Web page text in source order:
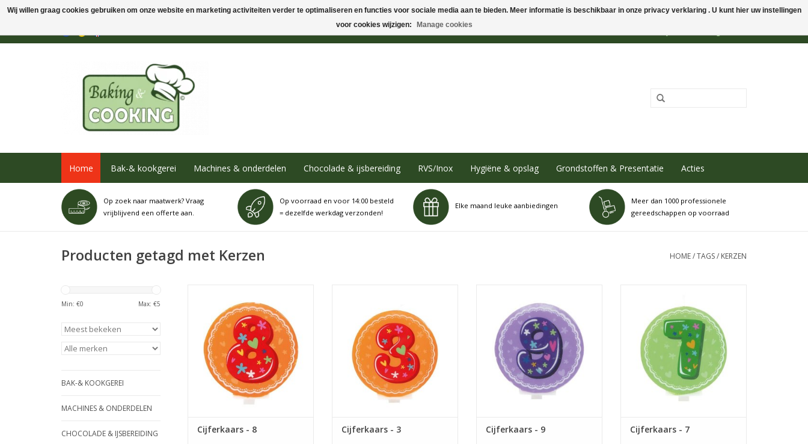
Home Bak-& kookgerei Machines & onderdelen Chocolade & ijsbereiding RVS/Inox Hygiëne & opslag Grondstoffen & Presentatie Acties
Op zoek naar maatwerk? Vraag
vrijblijvend een offerte aan.
Op voorraad en voor 14:00 besteld
= dezelfde werkdag verzonden!
Elke maand leuke aanbiedingen
Meer dan 1000 professionele
gereedschappen op voorraad
Producten getagd met Kerzen HOME/TAGS/ KERZEN
Min: €0 Max: €5
BAK-& KOOKGEREI
MACHINES & ONDERDELEN
CHOCOLADE & IJSBEREIDING
TOEVOEGEN AAN WINKELWAGEN
Cijferkaars - 8
TOEVOEGEN AAN WINKELWAGEN
Cijferkaars - 3
TOEVOEGEN AAN WINKELWAGEN
Cijferkaars - 9
TOEVOEGEN AAN WINKELWAGEN
Cijferkaars - 7
Wij willen graag cookies gebruiken om onze website en marketing activiteiten verder te optimaliseren en functies voor sociale media aan te bieden. Meer informatie is beschikbaar in onze privacy verklaring . U kunt hier uw instellingen
voor cookies wijzigen:
Manage cookies